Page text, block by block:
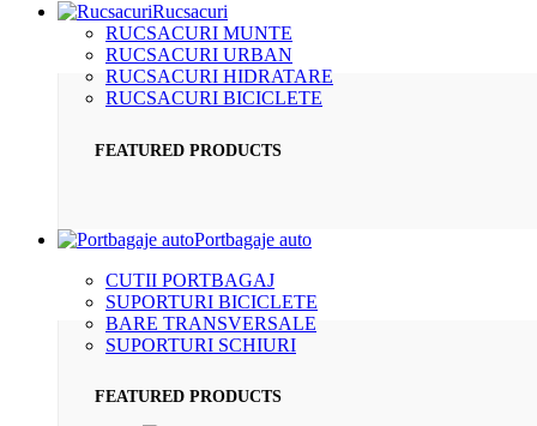
Rucsacuri
RUCSACURI MUNTE
RUCSACURI URBAN
RUCSACURI HIDRATARE
RUCSACURI BICICLETE
FEATURED PRODUCTS
Portbagaje auto
CUTII PORTBAGAJ
SUPORTURI BICICLETE
BARE TRANSVERSALE
SUPORTURI SCHIURI
FEATURED PRODUCTS